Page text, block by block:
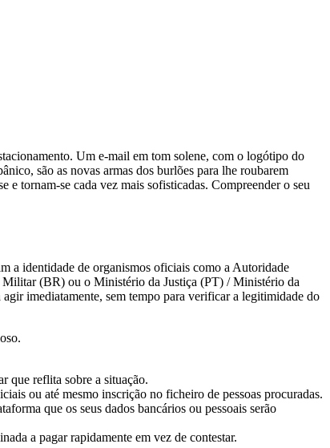
Um e-mail em tom solene, com o logótipo do
são as novas armas dos burlões para lhe roubarem
tornam-se cada vez mais sofisticadas. Compreender o seu
a identidade de organismos oficiais como a Autoridade
(BR) ou o Ministério da Justiça (PT) / Ministério da
imediatamente, sem tempo para verificar a legitimidade do
que reflita sobre a situação.
ou até mesmo inscrição no ficheiro de pessoas procuradas.
que os seus dados bancários ou pessoais serão
a pagar rapidamente em vez de contestar.